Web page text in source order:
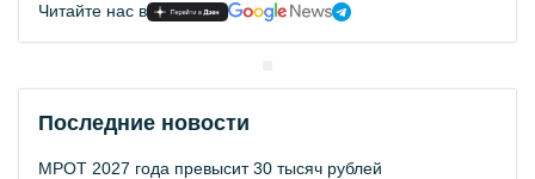
Читайте нас в
Последние новости
МРОТ 2027 года превысит 30 тысяч рублей